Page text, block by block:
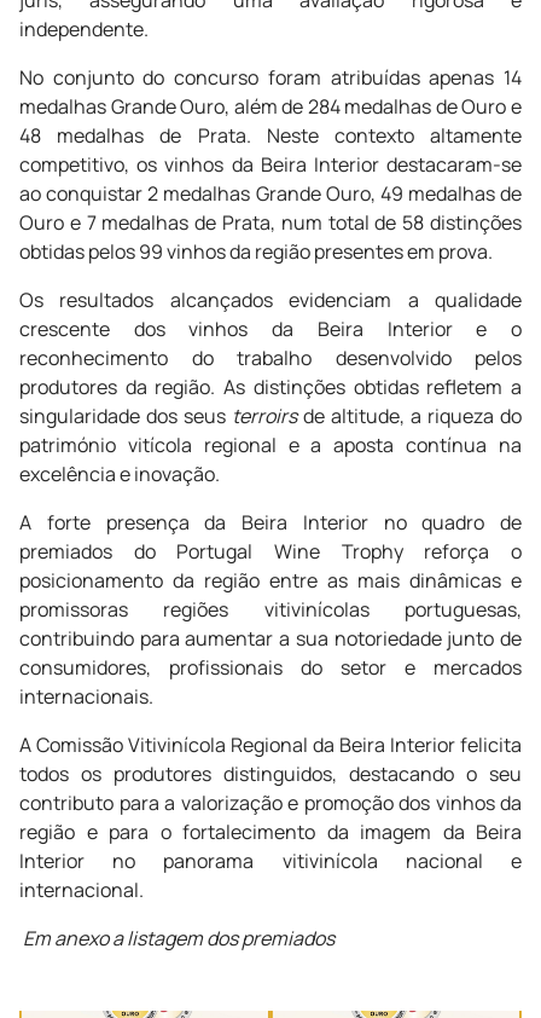
independente.
No conjunto do concurso foram atribuídas apenas 14
medalhas Grande Ouro, além de 284 medalhas de Ouro e
48 medalhas de Prata. Neste contexto altamente
competitivo, os vinhos da Beira Interior destacaram-se
ao conquistar 2 medalhas Grande Ouro, 49 medalhas de
Ouro e 7 medalhas de Prata, num total de 58 distinções
obtidas pelos 99 vinhos da região presentes em prova.
Os resultados alcançados evidenciam a qualidade
crescente dos vinhos da Beira Interior e o
reconhecimento do trabalho desenvolvido pelos
produtores da região. As distinções obtidas refletem a
singularidade dos seus terroirsde altitude, a riqueza do
património vitícola regional e a aposta contínua na
excelência e inovação.
A forte presença da Beira Interior no quadro de
premiados do Portugal Wine Trophy reforça o
posicionamento da região entre as mais dinâmicas e
promissoras regiões vitivinícolas portuguesas,
contribuindo para aumentar a sua notoriedade junto de
consumidores, profissionais do setor e mercados
internacionais.
A Comissão Vitivinícola Regional da Beira Interior felicita
todos os produtores distinguidos, destacando o seu
contributo para a valorização e promoção dos vinhos da
região e para o fortalecimento da imagem da Beira
Interior no panorama vitivinícola nacional e
internacional.
Em anexo a listagem dos premiados